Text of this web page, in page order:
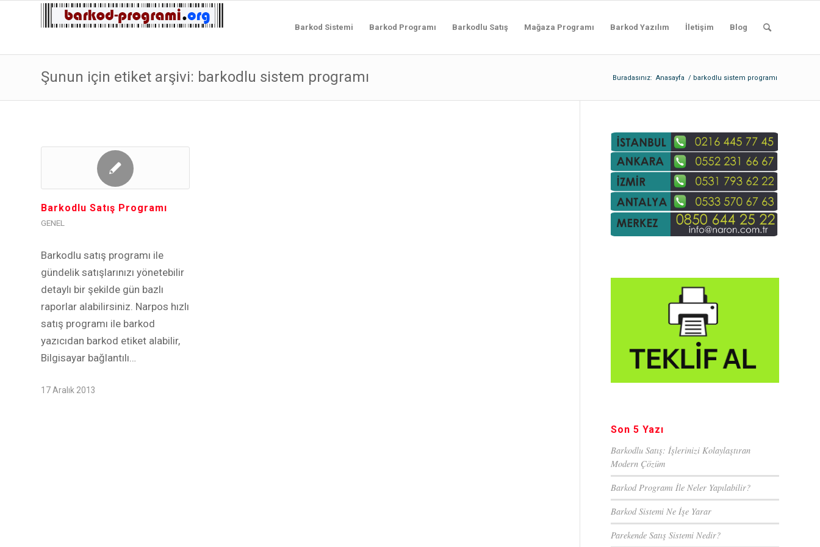
Barkod Sistemi Barkod Programı Barkodlu Satış Mağaza Programı Barkod Yazılım İletişim Blog
Şunun için etiket arşivi: barkodlu sistem programı Buradasınız: Anasayfa / barkodlu sistem programı
Barkodlu Satış Programı
GENEL
Barkodlu satış programı ile
gündelik satışlarınızı yönetebilir
detaylı bir şekilde gün bazlı
raporlar alabilirsiniz. Narpos hızlı
satış programı ile barkod
yazıcıdan barkod etiket alabilir,
Bilgisayar bağlantılı…
17 Aralık 2013
Son 5 Yazı
Barkodlu Satış: İşlerinizi Kolaylaştıran
Modern Çözüm
Barkod Programı İle Neler Yapılabilir?
Barkod Sistemi Ne İşe Yarar
Parekende Satış Sistemi Nedir?